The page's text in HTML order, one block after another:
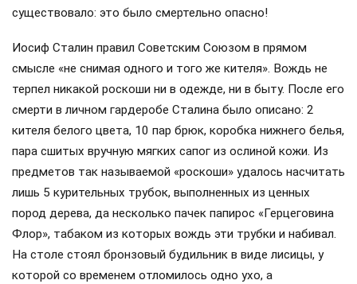
существовало: это было смертельно опасно!
Иосиф Сталин правил Советским Союзом в прямом
смысле «не снимая одного и того же кителя». Вождь не
терпел никакой роскоши ни в одежде, ни в быту. После его
смерти в личном гардеробе Сталина было описано: 2
кителя белого цвета, 10 пар брюк, коробка нижнего белья,
пара сшитых вручную мягких сапог из ослиной кожи. Из
предметов так называемой «роскоши» удалось насчитать
лишь 5 курительных трубок, выполненных из ценных
пород дерева, да несколько пачек папирос «Герцеговина
Флор», табаком из которых вождь эти трубки и набивал.
На столе стоял бронзовый будильник в виде лисицы, у
которой со временем отломилось одно ухо, а